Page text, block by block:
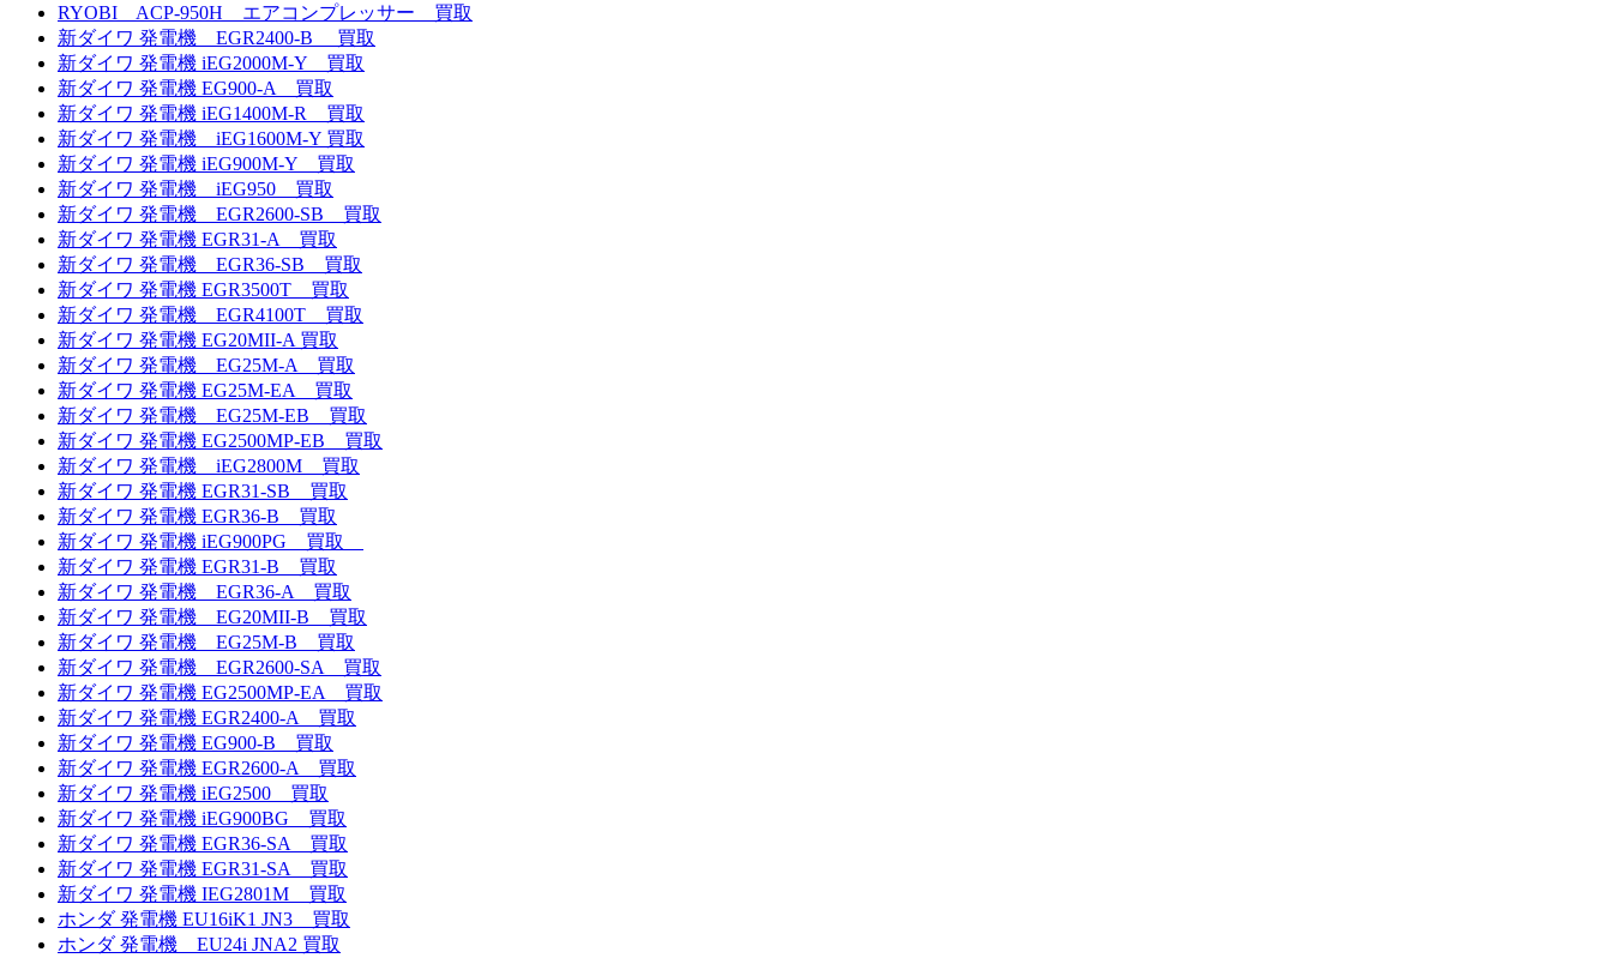
RYOBI ACP-950H エアコンプレッサー 買取
新ダイワ 発電機 EGR2400-B 買取
新ダイワ 発電機 iEG2000M-Y 買取
新ダイワ 発電機 EG900-A 買取
新ダイワ 発電機 iEG1400M-R 買取
新ダイワ 発電機 iEG1600M-Y 買取
新ダイワ 発電機 iEG900M-Y 買取
新ダイワ 発電機 iEG950 買取
新ダイワ 発電機 EGR2600-SB 買取
新ダイワ 発電機 EGR31-A 買取
新ダイワ 発電機 EGR36-SB 買取
新ダイワ 発電機 EGR3500T 買取
新ダイワ 発電機 EGR4100T 買取
新ダイワ 発電機 EG20MII-A 買取
新ダイワ 発電機 EG25M-A 買取
新ダイワ 発電機 EG25M-EA 買取
新ダイワ 発電機 EG25M-EB 買取
新ダイワ 発電機 EG2500MP-EB 買取
新ダイワ 発電機 iEG2800M 買取
新ダイワ 発電機 EGR31-SB 買取
新ダイワ 発電機 EGR36-B 買取
新ダイワ 発電機 iEG900PG 買取
新ダイワ 発電機 EGR31-B 買取
新ダイワ 発電機 EGR36-A 買取
新ダイワ 発電機 EG20MII-B 買取
新ダイワ 発電機 EG25M-B 買取
新ダイワ 発電機 EGR2600-SA 買取
新ダイワ 発電機 EG2500MP-EA 買取
新ダイワ 発電機 EGR2400-A 買取
新ダイワ 発電機 EG900-B 買取
新ダイワ 発電機 EGR2600-A 買取
新ダイワ 発電機 iEG2500 買取
新ダイワ 発電機 iEG900BG 買取
新ダイワ 発電機 EGR36-SA 買取
新ダイワ 発電機 EGR31-SA 買取
新ダイワ 発電機 IEG2801M 買取
ホンダ 発電機 EU16iK1 JN3 買取
ホンダ 発電機 EU24i JNA2 買取